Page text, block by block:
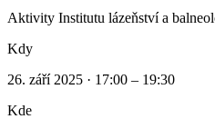
Aktivity Institutu lázeňství a
Kdy
26. září 2025 · 17:00 – 19:30
Kde